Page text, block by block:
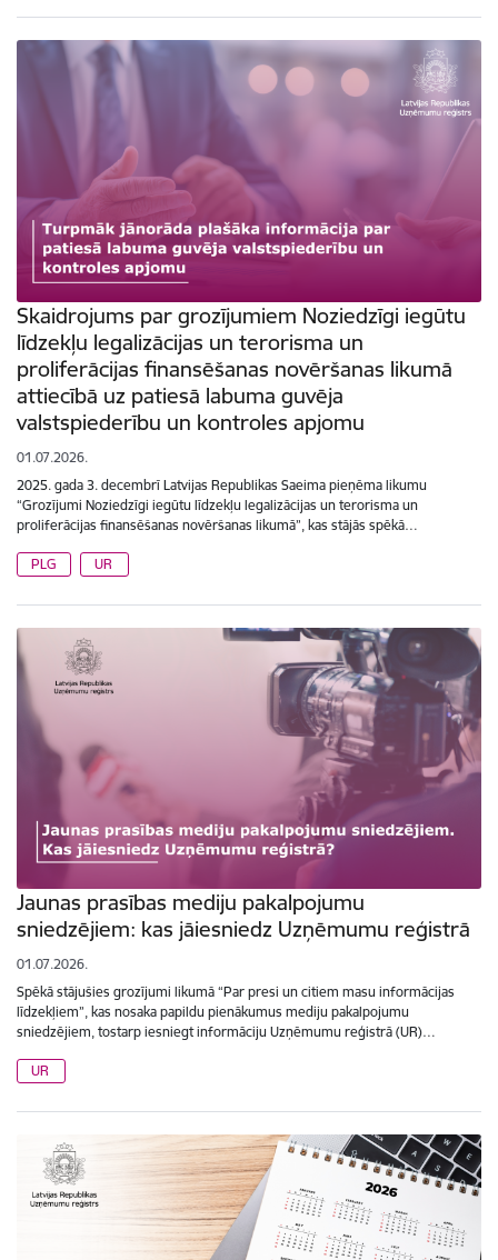
Skaidrojums par grozījumiem Noziedzīgi iegūtu
līdzekļu legalizācijas un terorisma un
proliferācijas finansēšanas novēršanas likumā
attiecībā uz patiesā labuma guvēja
valstspiederību un kontroles apjomu
01.07.2026.
2025. gada 3. decembrī Latvijas Republikas Saeima pieņēma likumu
“Grozījumi Noziedzīgi iegūtu līdzekļu legalizācijas un terorisma un
proliferācijas finansēšanas novēršanas likumā”, kas stājās spēkā…
PLG UR
Jaunas prasības mediju pakalpojumu
sniedzējiem: kas jāiesniedz Uzņēmumu reģistrā
01.07.2026.
Spēkā stājušies grozījumi likumā “Par presi un citiem masu informācijas
līdzekļiem”, kas nosaka papildu pienākumus mediju pakalpojumu
sniedzējiem, tostarp iesniegt informāciju Uzņēmumu reģistrā (UR)…
UR